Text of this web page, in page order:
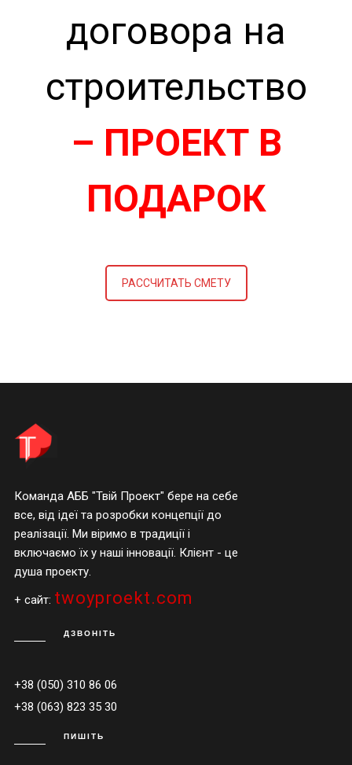
договора на
строительство
– ПРОЕКТ В
ПОДАРОК
РАССЧИТАТЬ СМЕТУ
Команда АББ "Твій Проект" бере на себе
все, від ідеї та розробки концепції до
реалізації. Ми віримо в традиції і
включаємо їх у наші інновації. Клієнт - це
душа проекту.
+ сайт: twoyproekt.com
ДЗВОНІТЬ
+38 (050) 310 86 06
+38 (063) 823 35 30
ПИШІТЬ